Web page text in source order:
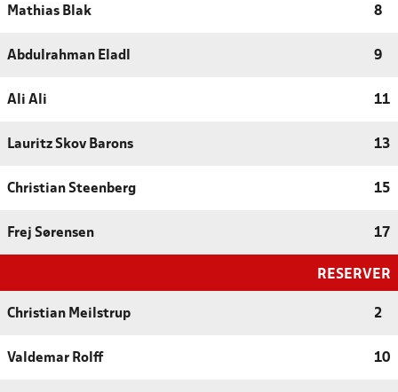
Mathias Blak 8
Abdulrahman Eladl 9
Ali Ali 11
Lauritz Skov Barons 13
Christian Steenberg 15
Frej Sørensen 17
RESERVER
Christian Meilstrup 2
Valdemar Rolff 10